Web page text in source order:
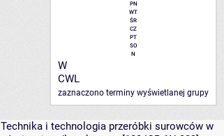
PN
WT
ŚR
CZ
PT
SO
N
W
CWL
zaznaczono terminy wyświetlanej grupy
Technika i technologia przeróbki surowców w